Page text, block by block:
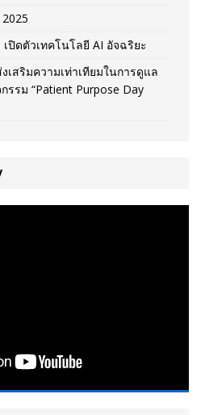
เปิดตัวเทคโนโลยี AI อัจฉริยะ
เสริมความเท่าเทียมในการดูแล
รม “Patient Purpose Day